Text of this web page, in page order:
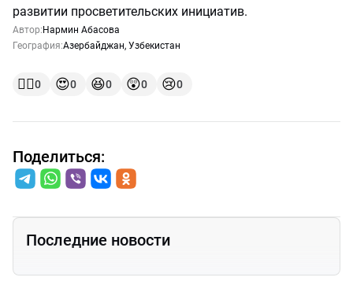
развитии просветительских инициатив.
Автор: Нармин Абасова
География:Азербайджан, Узбекистан
👍🏻0 😍0 😆0 😲0 😢0
Поделиться:
Последние новости